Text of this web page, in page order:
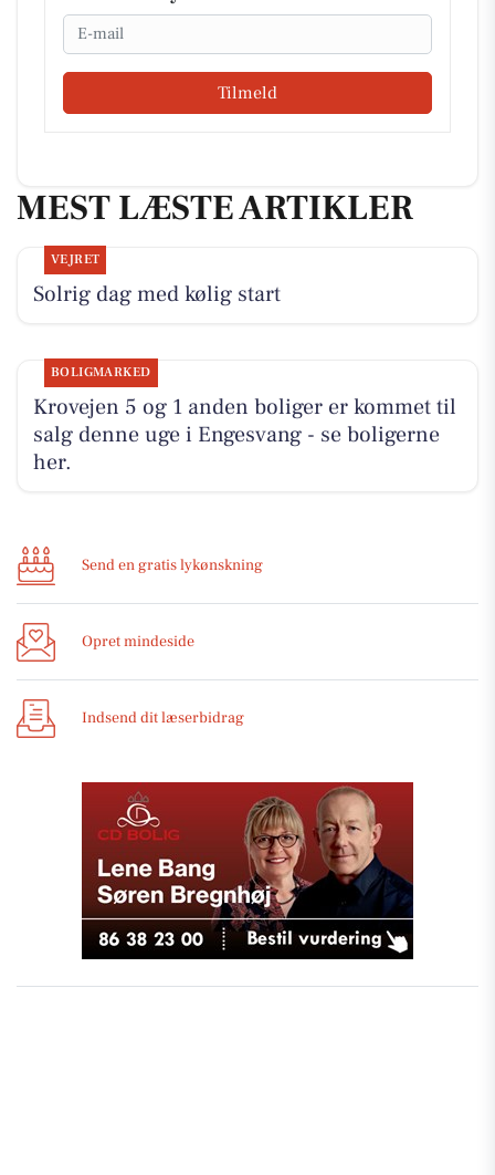
Email
Tilmeld
MEST LÆSTE ARTIKLER
VEJRET
Solrig dag med kølig start
BOLIGMARKED
Krovejen 5 og 1 anden boliger er kommet til
salg denne uge i Engesvang - se boligerne
her.
Send en gratis lykønskning
Opret mindeside
Indsend dit læserbidrag